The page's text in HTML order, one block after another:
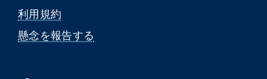
利用規約
懸念を報告する